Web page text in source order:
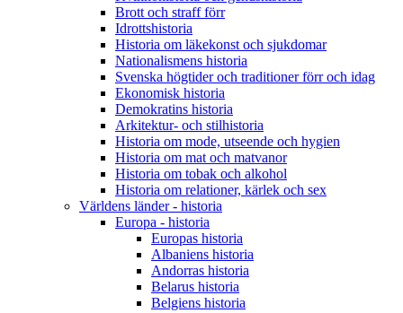
Brott och straff förr
Idrottshistoria
Historia om läkekonst och sjukdomar
Nationalismens historia
Svenska högtider och traditioner förr och idag
Ekonomisk historia
Demokratins historia
Arkitektur- och stilhistoria
Historia om mode, utseende och hygien
Historia om mat och matvanor
Historia om tobak och alkohol
Historia om relationer, kärlek och sex
Världens länder - historia
Europa - historia
Europas historia
Albaniens historia
Andorras historia
Belarus historia
Belgiens historia